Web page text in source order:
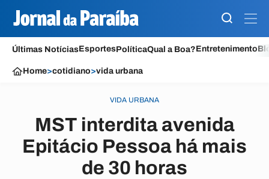
Últimas NotíciasEsportesPolíticaQual a Boa?Entretenimento
Home>cotidiano>vida urbana
VIDA URBANA
MST interdita avenida
Epitácio Pessoa há mais
de 30 horas